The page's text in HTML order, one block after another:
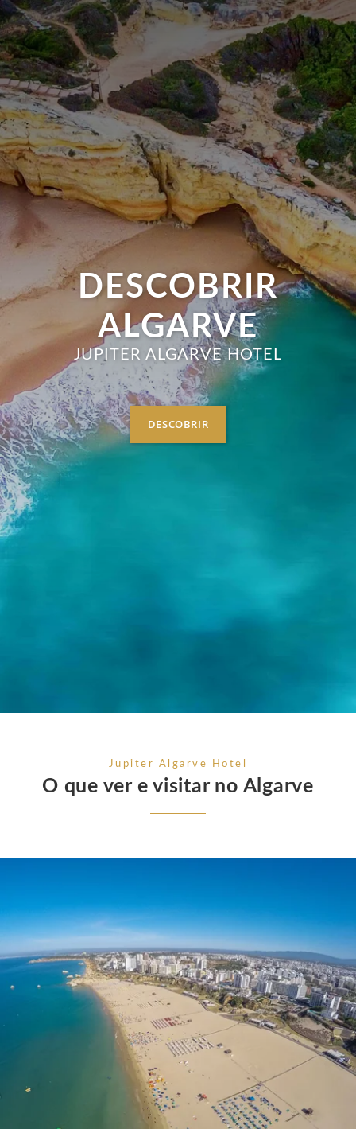
DESCOBRIR
ALGARVE
JUPITER ALGARVE HOTEL
DESCOBRIR
Jupiter Algarve Hotel
O que ver e visitar no Algarve